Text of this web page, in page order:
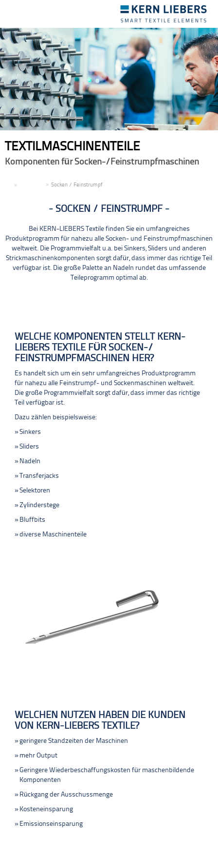
navigation
TEXTILMASCHINENTEILE
Komponenten für Socken-/Feinstrumpfmaschinen
Socken / Feinstrumpf
SOCKEN / FEINSTRUMPF
Bei KERN-LIEBERS Textile finden Sie ein umfangreiches
Produktprogramm für nahezu alle Socken- und Feinstrumpfmaschinen
weltweit. Die Programmvielfalt u.a. bei Sinkers, Sliders und anderen
Strickmaschinenkomponenten sorgt dafür, dass immer das richtige Teil
verfügbar ist. Die große Palette an Nadeln rundet das umfassende
Teileprogramm optimal ab.
WELCHE KOMPONENTEN STELLT KERN-
LIEBERS TEXTILE FÜR SOCKEN-/
FEINSTRUMPFMASCHINEN HER?
Es handelt sich um ein sehr umfangreiches Produktprogramm
für nahezu alle Feinstrumpf- und Sockenmaschinen weltweit.
Die große Programmvielfalt sorgt dafür, dass immer das richtige
Teil verfügbar ist.
Dazu zählen beispielsweise:
Sinkers
Sliders
Nadeln
Transferjacks
Selektoren
Zylinderstege
Bluffbits
diverse Maschinenteile
WELCHEN NUTZEN HABEN DIE KUNDEN
VON KERN-LIEBERS TEXTILE?
geringere Standzeiten der Maschinen
mehr Output
Geringere Wiederbeschaffungskosten für maschenbildende
Komponenten
Rückgang der Ausschussmenge
Kosteneinsparung
Emissionseinsparung